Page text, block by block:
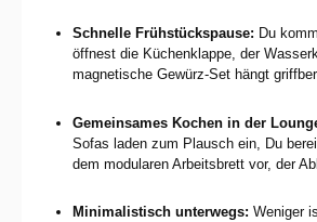
Schnelle Frühstücks­pause: Du
öffnest die Küchenklappe, der
magnetische Gewürz-Set hängt
Gemeinsames Kochen in der
Sofas laden zum Plausch ein, Du
dem modularen Arbeits­brett vor, der
Minimalistisch unterwegs: Weniger